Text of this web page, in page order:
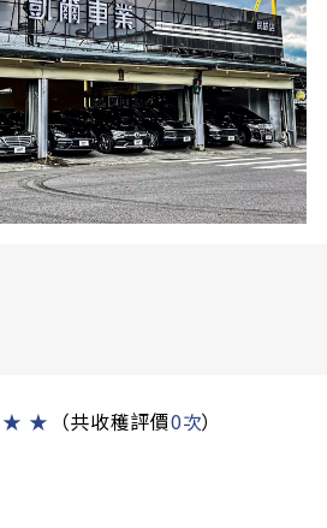
★ ★ （共收穫評價0次）